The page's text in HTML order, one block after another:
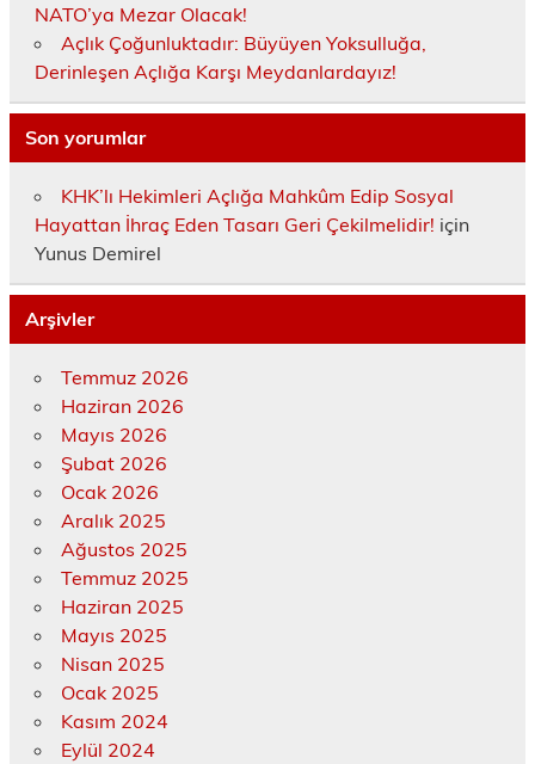
NATO’ya Mezar Olacak!
Açlık Çoğunluktadır: Büyüyen Yoksulluğa,
Derinleşen Açlığa Karşı Meydanlardayız!
Son yorumlar
KHK’lı Hekimleri Açlığa Mahkûm Edip Sosyal
Hayattan İhraç Eden Tasarı Geri Çekilmelidir! için
Yunus Demirel
Arşivler
Temmuz 2026
Haziran 2026
Mayıs 2026
Şubat 2026
Ocak 2026
Aralık 2025
Ağustos 2025
Temmuz 2025
Haziran 2025
Mayıs 2025
Nisan 2025
Ocak 2025
Kasım 2024
Eylül 2024